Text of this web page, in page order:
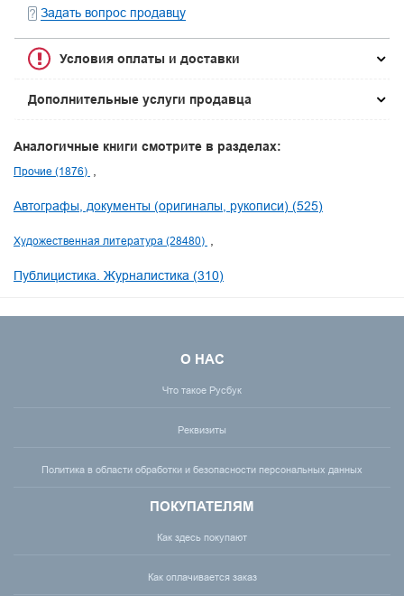
Задать вопрос продавцу
Условия оплаты и доставки
Дополнительные услуги продавца
Аналогичные книги смотрите в разделах:
Прочие (1876)
Автографы, документы (оригиналы, рукописи) (525)
Художественная литература (28480)
Публицистика. Журналистика (310)
О НАС
Что такое Русбук
Реквизиты
Политика в области обработки и безопасности персональных данных
ПОКУПАТЕЛЯМ
Как здесь покупают
Как оплачивается заказ